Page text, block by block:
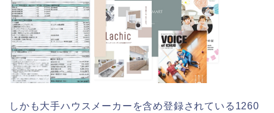
しかも大手ハウスメーカーを含め登録されている1260